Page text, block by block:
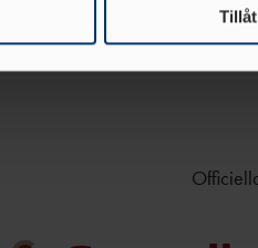
och analysföretag som
har tillhandahållit eller som